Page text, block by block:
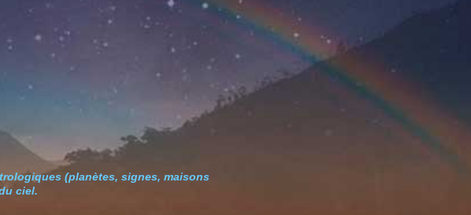
(planètes, signes, maisons
ciel.